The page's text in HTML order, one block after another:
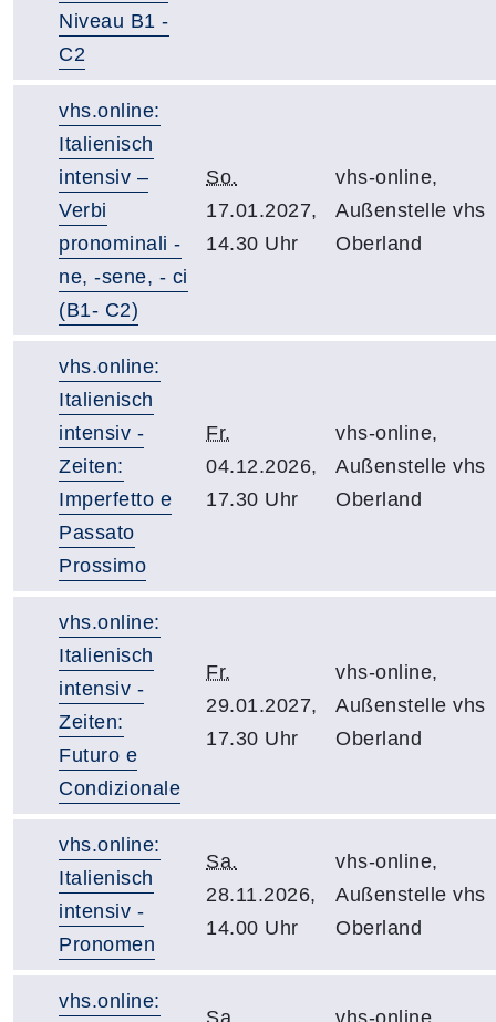
Niveau B1 -
C2
vhs.online:
Italienisch
intensiv –
Verbi
pronominali -
ne, -sene, - ci
(B1- C2)
So.
17.01.2027,
14.30 Uhr
vhs-online,
Außenstelle vhs
Oberland
vhs.online:
Italienisch
intensiv -
Zeiten:
Imperfetto e
Passato
Prossimo
Fr.
04.12.2026,
17.30 Uhr
vhs-online,
Außenstelle vhs
Oberland
vhs.online:
Italienisch
intensiv -
Zeiten:
Futuro e
Condizionale
Fr.
29.01.2027,
17.30 Uhr
vhs-online,
Außenstelle vhs
Oberland
vhs.online:
Italienisch
intensiv -
Pronomen
Sa.
28.11.2026,
14.00 Uhr
vhs-online,
Außenstelle vhs
Oberland
vhs.online:
Sa. vhs-online,